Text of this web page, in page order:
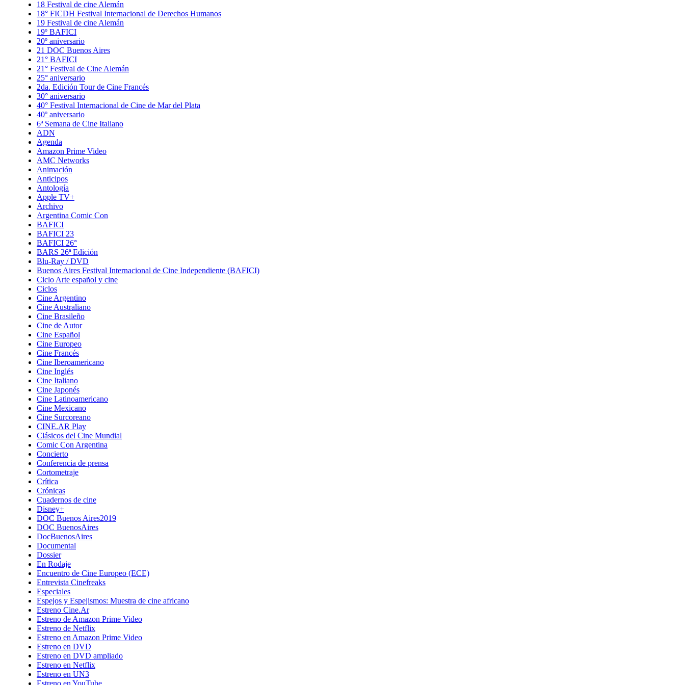
18 Festival de cine Alemán
18° FICDH Festival Internacional de Derechos Humanos
19 Festival de cine Alemán
19º BAFICI
20º aniversario
21 DOC Buenos Aires
21° BAFICI
21° Festival de Cine Alemán
25° aniversario
2da. Edición Tour de Cine Francés
30° aniversario
40° Festival Internacional de Cine de Mar del Plata
40º aniversario
6ª Semana de Cine Italiano
ADN
Agenda
Amazon Prime Video
AMC Networks
Animación
Anticipos
Antología
Apple TV+
Archivo
Argentina Comic Con
BAFICI
BAFICI 23
BAFICI 26°
BARS 26ª Edición
Blu-Ray / DVD
Buenos Aires Festival Internacional de Cine Independiente (BAFICI)
Ciclo Arte español y cine
Ciclos
Cine Argentino
Cine Australiano
Cine Brasileño
Cine de Autor
Cine Español
Cine Europeo
Cine Francés
Cine Iberoamericano
Cine Inglés
Cine Italiano
Cine Japonés
Cine Latinoamericano
Cine Mexicano
Cine Surcoreano
CINE.AR Play
Clásicos del Cine Mundial
Comic Con Argentina
Concierto
Conferencia de prensa
Cortometraje
Crítica
Crónicas
Cuadernos de cine
Disney+
DOC Buenos Aires2019
DOC BuenosAires
DocBuenosAires
Documental
Dossier
En Rodaje
Encuentro de Cine Europeo (ECE)
Entrevista Cinefreaks
Especiales
Espejos y Espejismos: Muestra de cine africano
Estreno Cine.Ar
Estreno de Amazon Prime Video
Estreno de Netflix
Estreno en Amazon Prime Video
Estreno en DVD
Estreno en DVD ampliado
Estreno en Netflix
Estreno en UN3
Estreno en YouTube